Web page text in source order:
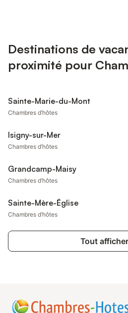
Destinations de
proximité pour
Sainte-Marie-du-Mont
Chambres d’hôtes
Isigny-sur-Mer
Chambres d’hôtes
Grandcamp-Maisy
Chambres d’hôtes
Sainte-Mère-Église
Chambres d’hôtes
Tout afficher